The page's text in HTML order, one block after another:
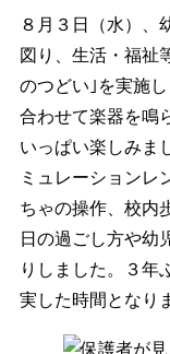
８月３日（水）、
図り、生活・福祉
のつどい｣を実施
合わせて楽器を鳴
いっぱい楽しみま
ミュレーションレ
ちゃの操作、校内
日の過ごし方や幼
りしました。３年
実した時間となり